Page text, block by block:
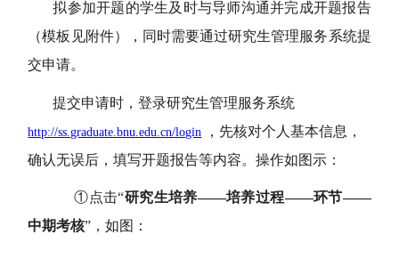
拟参加开题的学生及时与导师沟通并完成开题报告
（模板见附件），同时需要通过研究生管理服务系统提
交申请。
提交申请时，登录研究生管理服务系统
http://ss.graduate.bnu.edu.cn/login
，先核对个人基本信息，
确认无误后，填写开题报告等内容。操作如图示：
①点击“研究生培养——培养过程——环节——
中期考核”，如图：